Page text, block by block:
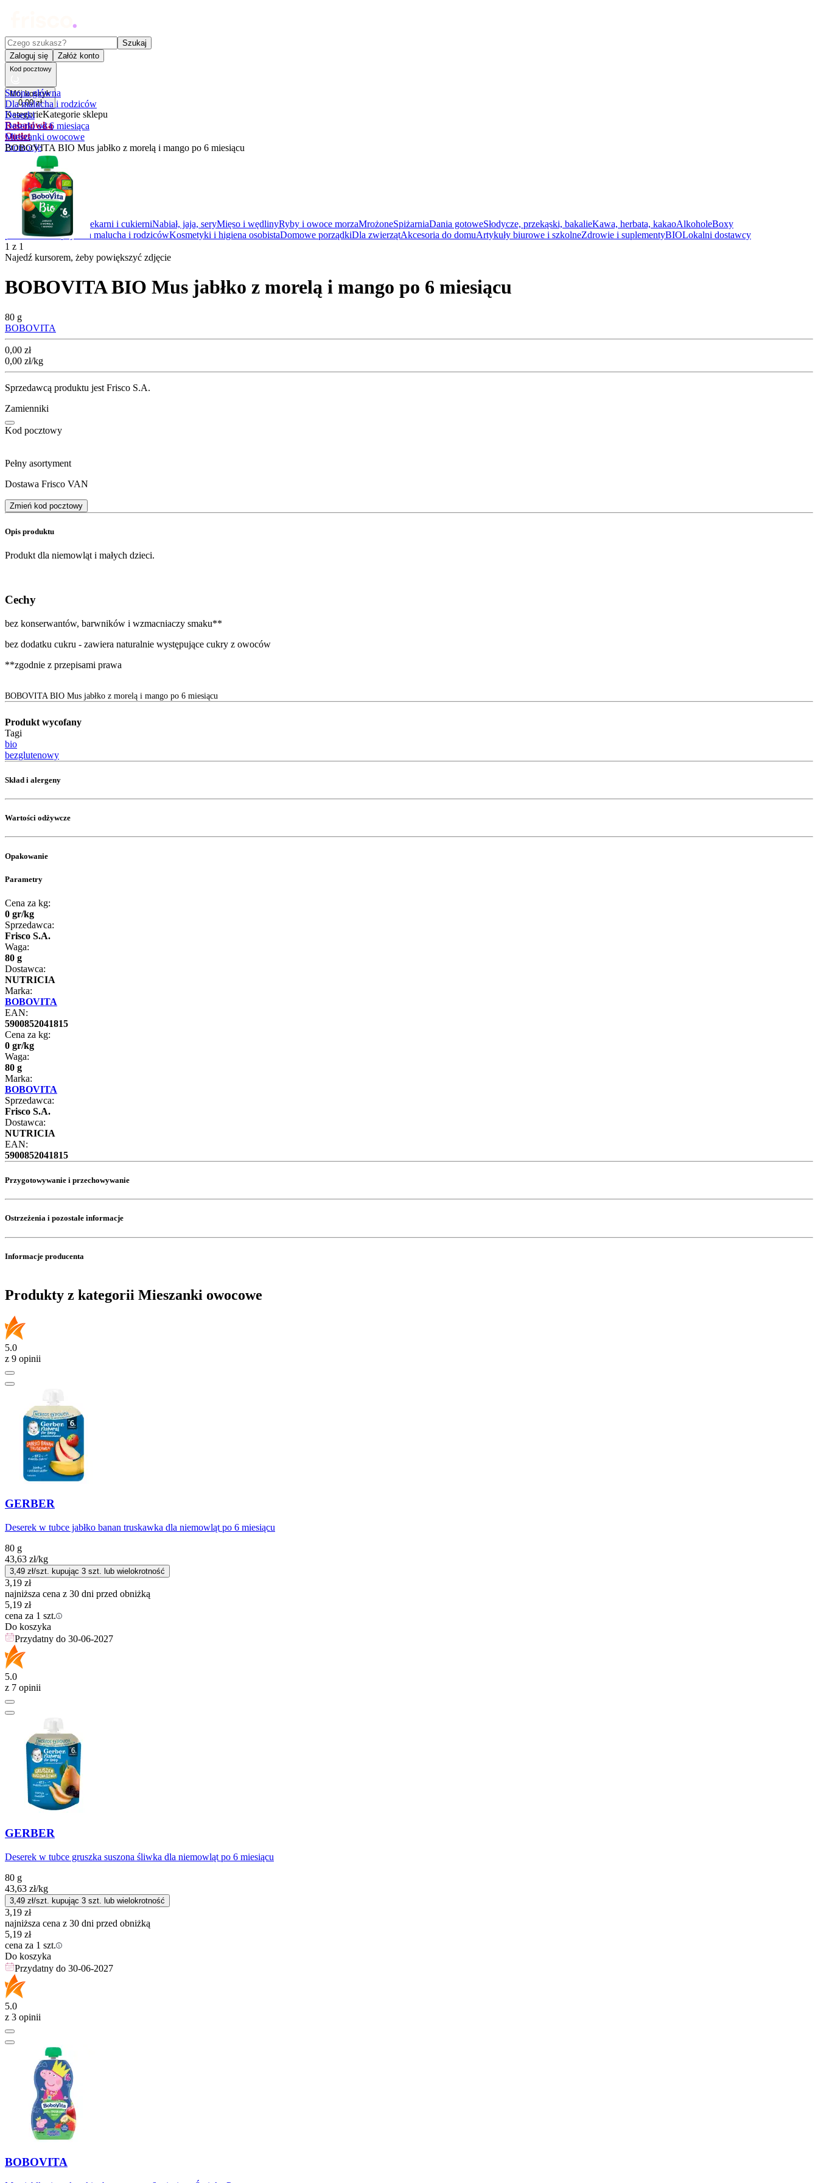
Czego szukasz?
Szukaj
Zaloguj się
Załóż konto
Kod pocztowy
Mój koszyk
0,00 zł
KategorieKategorie sklepu
Rabatówka
Outlet
Promocje
Nowości
Dla Biura
Warzywa i owoce Z piekarni i cukierniNabiał, jaja, seryMięso i wędlinyRyby i owoce morzaMrożoneSpiżarniaDania gotoweSłodycze, przekąski, bakalieKawa, herbata, kakaoAlkoholeBoxy
prezentoweNapoje Dla malucha i rodzicówKosmetyki i higiena osobistaDomowe porządkiDla zwierzątAkcesoria do domuArtykuły biurowe i szkolneZdrowie i suplementyBIOLokalni dostawcy
Strona główna
Dla malucha i rodziców
Deserki
Deserki od 6 miesiąca
Mieszanki owocowe
BOBOVITA BIO Mus jabłko z morelą i mango po 6 miesiącu
1 z 1
Najedź kursorem, żeby powiększyć zdjęcie
BOBOVITA BIO Mus jabłko z morelą i mango po 6 miesiącu
80 g
BOBOVITA
Cena
0,00 zł
0,00 zł/kg
Sprzedawcą produktu jest Frisco S.A.
Zamienniki
Kod pocztowy
Pełny asortyment
Dostawa Frisco VAN
Zmień kod pocztowy
Opis produktu
Produkt dla niemowląt i małych dzieci.
Cechy
bez konserwantów, barwników i wzmacniaczy smaku**
bez dodatku cukru - zawiera naturalnie występujące cukry z owoców
**zgodnie z przepisami prawa
BOBOVITA BIO Mus jabłko z morelą i mango po 6 miesiącu
Produkt wycofany
Tagi
bio
bezglutenowy
Skład i alergeny
Wartości odżywcze
Opakowanie
Parametry
Cena za kg:
0 gr/kg
Sprzedawca:
Frisco S.A.
Waga:
80 g
Dostawca:
NUTRICIA
Marka:
BOBOVITA
EAN:
5900852041815
Cena za kg:
0 gr/kg
Waga:
80 g
Marka:
BOBOVITA
Sprzedawca:
Frisco S.A.
Dostawca:
NUTRICIA
EAN:
5900852041815
Przygotowywanie i przechowywanie
Ostrzeżenia i pozostałe informacje
Informacje producenta
Produkty z kategorii Mieszanki owocowe
5.0
z 9 opinii
GERBER
Deserek w tubce jabłko banan truskawka dla niemowląt po 6 miesiącu
80 g
43,63 zł/kg
3,49 zł/szt. kupując 3 szt. lub wielokrotność
3,19 zł
najniższa cena z 30 dni przed obniżką
5,19 zł
cena za 1 szt.
Do koszyka
Przydatny do 30-06-2027
5.0
z 7 opinii
GERBER
Deserek w tubce gruszka suszona śliwka dla niemowląt po 6 miesiącu
80 g
43,63 zł/kg
3,49 zł/szt. kupując 3 szt. lub wielokrotność
3,19 zł
najniższa cena z 30 dni przed obniżką
5,19 zł
cena za 1 szt.
Do koszyka
Przydatny do 30-06-2027
5.0
z 3 opinii
BOBOVITA